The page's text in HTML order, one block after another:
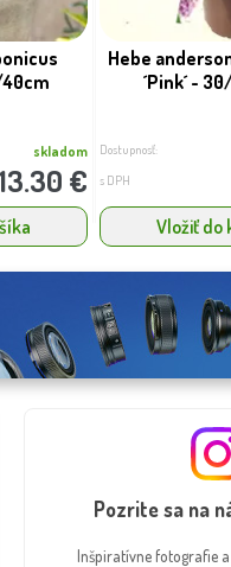
40cm
skladom
€
Hebe
´Pink´ -
Dostupnosť:
s DPH
Vložiť do
Pozrite sa na
Inšpiratívne fotografie